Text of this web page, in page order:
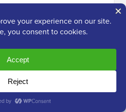
som övningsprov eller
ovan kan du dela
om du vill tjäna pengar på dina